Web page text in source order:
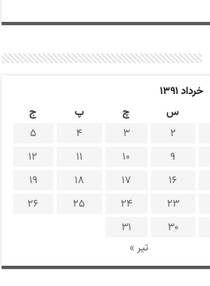
خرداد ۱۳۹۱
س چ پ ج
تیر »
2
3
4
5
9
10
11
12
16
17
18
19
23
24
25
26
30
31